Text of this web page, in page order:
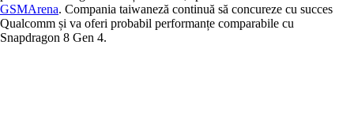
GSMArena. Compania taiwaneză continuă să concureze cu succes
Qualcomm și va oferi probabil performanțe comparabile cu
Snapdragon 8 Gen 4.